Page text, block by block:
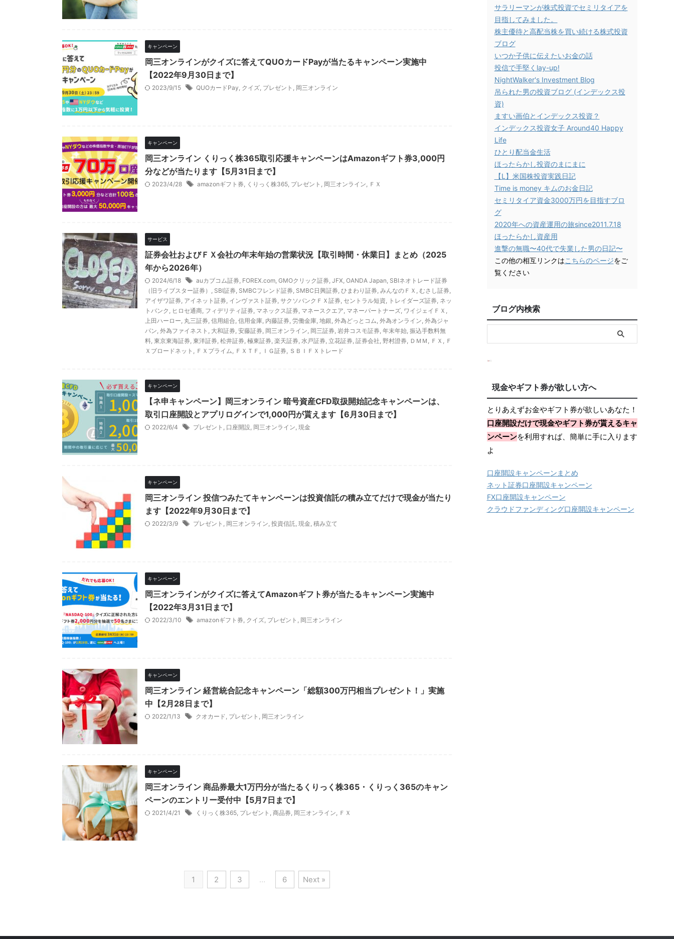
キャンペーン
岡三オンラインがクイズに答えてQUOカードPayが当たるキャンペーン実施中
【2022年9月30日まで】
2023/9/15 QUOカードPay, クイズ, プレゼント , 岡三オンライン
キャンペーン
岡三オンライン くりっく株365取引応援キャンペーンはAmazonギフト券3,000円
分などが当たります【5月31日まで】
2023/4/28 amazonギフト券, くりっく株365, プレゼント , 岡三オンライン, ＦＸ
サービス
証券会社およびＦＸ会社の年末年始の営業状況【取引時間・休業日】まとめ（2025
年から2026年）
2024/6/18 auカブコム証券, FOREX.com, GMOクリック証券, JFX, OANDA Japan, SBIネオトレード証券
（旧ライブスター証券） , SBI証券, SMBCフレンド証券, SMBC日興証券, ひまわり証券, みんなのＦＸ , むさし証券,
アイザワ証券, アイネット証券, インヴァスト証券, サクソバンクＦＸ証券, セントラル短資, トレイダーズ証券, ネッ
トバンク , ヒロセ通商, フィデリティ証券, マネックス証券, マネースクエア, マネーパートナーズ, ワイジェイＦＸ ,
上田ハーロー, 丸三証券, 信用組合, 信用金庫, 内藤証券, 労働金庫, 地銀, 外為どっとコム, 外為オンライン, 外為ジャ
パン, 外為ファイネスト , 大和証券, 安藤証券, 岡三オンライン, 岡三証券, 岩井コスモ証券, 年末年始, 振込手数料無
料, 東京東海証券, 東洋証券, 松井証券, 極東証券, 楽天証券, 水戸証券, 立花証券, 証券会社, 野村證券, ＤＭＭ , ＦＸ , Ｆ
Ｘブロードネット , ＦＸプライム, ＦＸＴＦ , ＩＧ証券, ＳＢＩＦＸトレード
キャンペーン
【ネ申キャンペーン】岡三オンライン 暗号資産CFD取扱開始記念キャンペーンは、
取引口座開設とアプリログインで1,000円が貰えます【6月30日まで】
2022/6/4 プレゼント , 口座開設, 岡三オンライン, 現金
キャンペーン
岡三オンライン 投信つみたてキャンペーンは投資信託の積み立てだけで現金が当たり
ます【2022年9月30日まで】
2022/3/9 プレゼント , 岡三オンライン, 投資信託, 現金, 積み立て
キャンペーン
岡三オンラインがクイズに答えてAmazonギフト券が当たるキャンペーン実施中
【2022年3月31日まで】
2022/3/10 amazonギフト券, クイズ, プレゼント , 岡三オンライン
キャンペーン
岡三オンライン 経営統合記念キャンペーン「総額300万円相当プレゼント！」実施
中【2月28日まで】
2022/1/13 クオカード, プレゼント , 岡三オンライン
キャンペーン
岡三オンライン 商品券最大1万円分が当たるくりっく株365・くりっく365のキャン
ペーンのエントリー受付中【5月7日まで】
2021/4/21 くりっく株365, プレゼント , 商品券, 岡三オンライン, ＦＸ
1 2 3 … 6 Next »
サラリーマンが株式投資でセミリタイアを
目指してみました。
株主優待と高配当株を買い続ける株式投資
ブログ
いつか子供に伝えたいお金の話
投信で手堅くlay-up!
NightWalker's Investment Blog
吊られた男の投資ブログ (インデックス投
資)
ますい画伯とインデックス投資？
インデックス投資女子 Around40 Happy
Life
ひとり配当金生活
ほったらかし投資のまにまに
【L】米国株投資実践日記
Time is money キムのお金日記
セミリタイア資金3000万円を目指すブロ
グ
2020年への資産運用の旅since2011.7.18
ほったらかし資産用
進撃の無職〜40代で失業した男の日記〜
この他の相互リンクはこちらのページをご
覧ください
ブログ内検索
現金やギフト券が欲しい方へ
とりあえずお金やギフト券が欲しいあなた！
口座開設だけで現金やギフト券が貰えるキャ
ンペーンを利用すれば、簡単に手に入ります
よ
口座開設キャンペーンまとめ
ネット証券口座開設キャンペーン
FX口座開設キャンペーン
クラウドファンディング口座開設キャンペーン